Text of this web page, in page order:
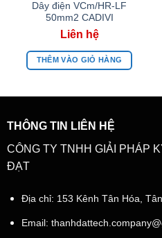
Dây điện VCm/HR-LF
50mm2 CADIVI
THÊM VÀO GIỎ HÀNG
THÔNG TIN LIÊN HỆ
CÔNG TY TNHH GIẢI PHÁP
ĐẠT
Địa chỉ: 153 Kênh Tân Hóa,
Email: